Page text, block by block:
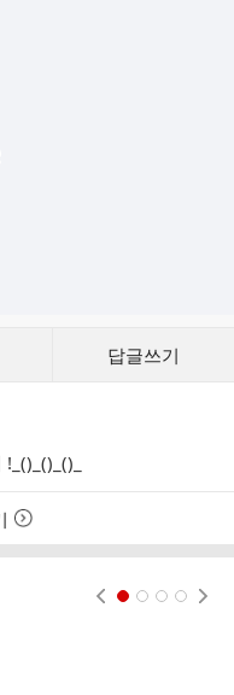
답글쓰기